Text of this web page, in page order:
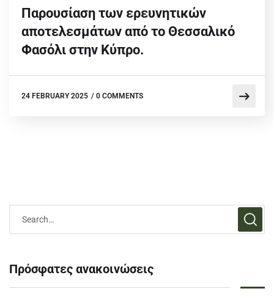
Παρουσίαση των ερευνητικών
αποτελεσμάτων από το Θεσσαλικό
Φασόλι στην Κύπρο.
24 FEBRUARY 2025 / 0 COMMENTS
Πρόσφατες ανακοινώσεις